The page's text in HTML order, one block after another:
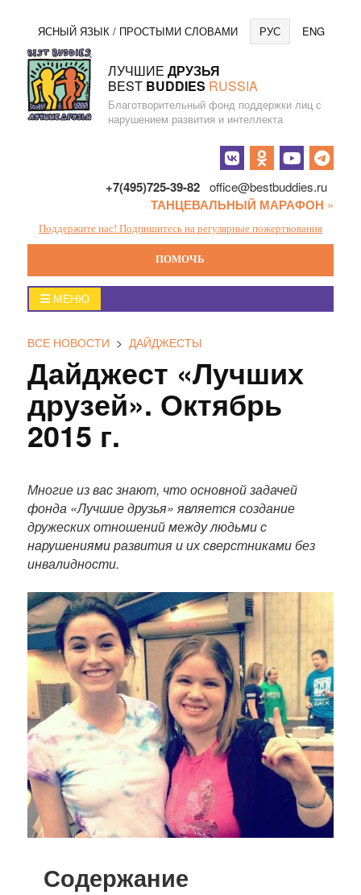
Перейти
к
содержанию
ЯСНЫЙ ЯЗЫК / ПРОСТЫМИ СЛОВАМИ РУС ENG
ЛУЧШИЕ ДРУЗЬЯ
BEST BUDDIES RUSSIA
Благотворительный фонд поддержки лиц с
нарушением развития и интеллекта
+7(495)725-39-82 office@bestbuddies.ru
ТАНЦЕВАЛЬНЫЙ МАРАФОН »
Поддержите нас! Подпишитесь на регулярные пожертвования
ПОМОЧЬ
Главное
меню
МЕНЮ
ВСЕ НОВОСТИ > ДАЙДЖЕСТЫ
Дайджест «Лучших
друзей». Октябрь
2015 г.
л
н
ы
й
т
е
к
с
т
п
л
и
к
а
ц
и
и
Многие из вас знают, что основной задачей
фонда «Лучшие друзья» является создание
дружеских отношений между людьми с
нарушениями развития и их сверстниками без
инвалидности.
Содержание